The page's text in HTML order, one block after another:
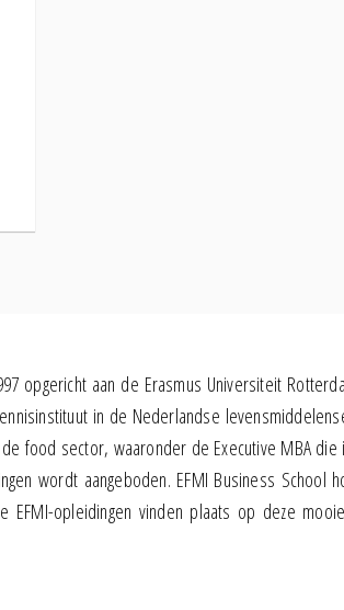
opgericht aan de Erasmus Universiteit
in de Nederlandse
food sector, waaronder de Executive MBA
wordt aangeboden. EFMI Business School
EFMI-opleidingen vinden plaats op deze